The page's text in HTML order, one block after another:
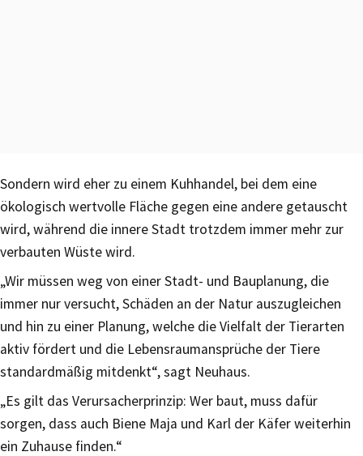
Sondern wird eher zu einem Kuhhandel, bei dem eine
ökologisch wertvolle Fläche gegen eine andere getauscht
wird, während die innere Stadt trotzdem immer mehr zur
verbauten Wüste wird.
„Wir müssen weg von einer Stadt- und Bauplanung, die
immer nur versucht, Schäden an der Natur auszugleichen
und hin zu einer Planung, welche die Vielfalt der Tierarten
aktiv fördert und die Lebensraumansprüche der Tiere
standardmäßig mitdenkt“, sagt Neuhaus.
„Es gilt das Verursacherprinzip: Wer baut, muss dafür
sorgen, dass auch Biene Maja und Karl der Käfer weiterhin
ein Zuhause finden.“